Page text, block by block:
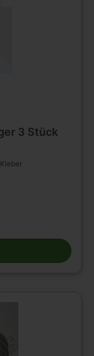
3 Stück